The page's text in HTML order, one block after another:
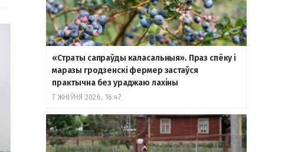
«Страты сапраўды каласальныя». Праз спёку і
маразы гродзенскі фермер застаўся
практычна без ураджаю лахіны
7 ЖНІЎНЯ 2026, 16:47